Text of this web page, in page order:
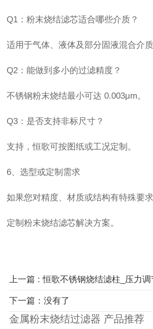
Q1：粉末烧结滤芯适合哪些介质？
适用于气体、液体及部分固液混合介质
Q2：能做到多小的过滤精度？
不锈钢粉末烧结最小可达 0.003μm。
Q3：是否支持非标尺寸？
支持，恒歌可按图纸或工况定制。
6、选型或定制需求
如果您对精度、材质或结构有特殊要
定制粉末烧结滤芯解决方案。
下一篇：没有了
金属粉末烧结过滤器 产品推荐